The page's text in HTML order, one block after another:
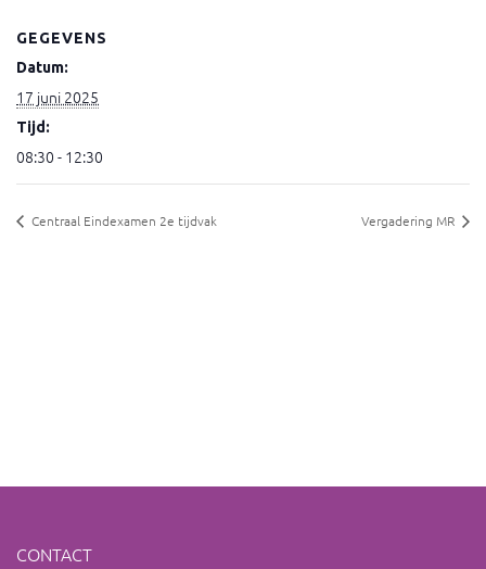
GEGEVENS
Datum:
17 juni 2025
Tijd:
08:30 - 12:30
Centraal Eindexamen 2e tijdvak Vergadering MR
CONTACT